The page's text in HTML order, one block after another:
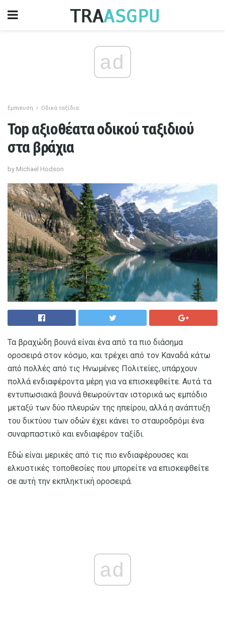
ad
Εμπνευση Οδικά ταξίδια
Top αξιοθέατα οδικού ταξιδιού
στα βράχια
by Michael Hodson
Τα βραχώδη βουνά είναι ένα από τα πιο διάσημα
οροσειρά στον κόσμο, και τρέχει από τον Καναδά κάτω
από πολλές από τις Ηνωμένες Πολιτείες, υπάρχουν
πολλά ενδιαφέροντα μέρη για να επισκεφθείτε. Αυτά τα
εντυπωσιακά βουνά θεωρούνταν ιστορικά ως εμπόδιο
μεταξύ των δύο πλευρών της ηπείρου, αλλά η ανάπτυξη
του δικτύου των οδών έχει κάνει το σταυροδρόμι ένα
συναρπαστικό και ενδιαφέρον ταξίδι.
Εδώ είναι μερικές από τις πιο ενδιαφέρουσες και
ελκυστικές τοποθεσίες που μπορείτε να επισκεφθείτε
σε αυτή την εκπληκτική οροσειρά.
ad